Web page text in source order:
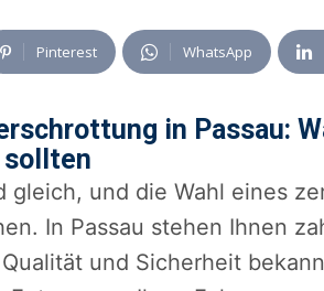
Pinterest WhatsApp
in Passau:
sollten
und die Wahl eines
In Passau stehen Ihnen
und Sicherheit